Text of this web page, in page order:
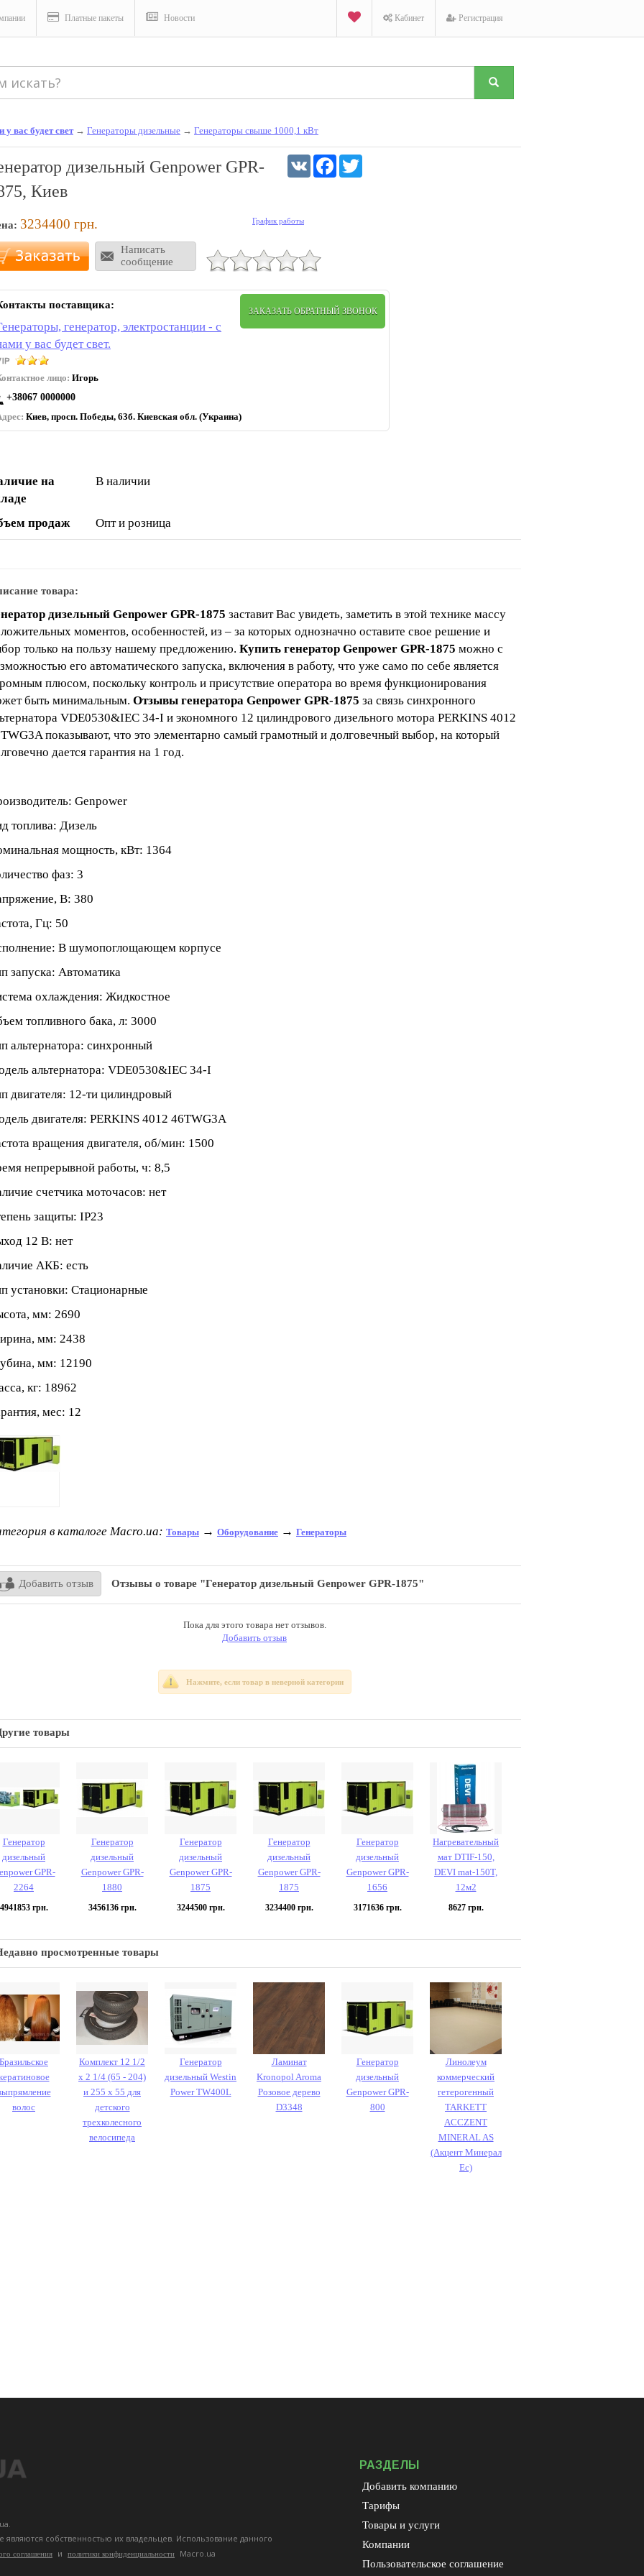
Платные пакеты Новости Кабинет Регистрация
у вас будет свет→ Генераторы дизельные → Генераторы свыше 1000,1 кВт
дизельный Genpower GPR-
Киев
3234400 грн.
Написать
сообщение
График работы
VK Facebook
поставщика:
генератор, электростанции - с
у вас будет свет.
лицо: Игорь
+38067 0000000
Киев, просп. Победы, 63б. Киевская обл. (Украина)
ЗАКАЗАТЬ ОБРАТНЫЙ ЗВОНОК
на
В наличии
продаж Опт и розница
товара:
дизельный Genpower GPR-1875 заставит Вас увидеть, заметить в этой технике массу
моментов, особенностей, из – за которых однозначно оставите свое решение и
только на пользу нашему предложению. Купить генератор Genpower GPR-1875 можно с
его автоматического запуска, включения в работу, что уже само по себе является
плюсом, поскольку контроль и присутствие оператора во время функционирования
быть минимальным. Отзывы генератора Genpower GPR-1875 за связь синхронного
VDE0530&IEC 34-I и экономного 12 цилиндрового дизельного мотора PERKINS 4012
показывают, что это элементарно самый грамотный и долговечный выбор, на который
дается гарантия на 1 год.
Genpower
топлива: Дизель
мощность, кВт: 1364
фаз: 3
В: 380
Гц: 50
В шумопоглощающем корпусе
запуска: Автоматика
охлаждения: Жидкостное
топливного бака, л: 3000
альтернатора: синхронный
альтернатора: VDE0530&IEC 34-I
двигателя: 12-ти цилиндровый
двигателя: PERKINS 4012 46TWG3A
вращения двигателя, об/мин: 1500
непрерывной работы, ч: 8,5
счетчика моточасов: нет
защиты: IP23
12 В: нет
АКБ: есть
установки: Стационарные
мм: 2690
мм: 2438
мм: 12190
кг: 18962
мес: 12
в каталоге Macro.ua: Товары → Оборудование → Генераторы
Добавить отзыв Отзывы о товаре "Генератор дизельный Genpower GPR-1875"
Пока для этого товара нет отзывов.
Добавить отзыв
Нажмите, если товар в неверной категории
товары
Генератор
дизельный
GPR-
2264
4941853грн.
Генератор
дизельный
Genpower GPR-
1880
3456136грн.
Генератор
дизельный
Genpower GPR-
1875
3244500грн.
Генератор
дизельный
Genpower GPR-
1875
3234400грн.
Генератор
дизельный
Genpower GPR-
1656
3171636грн.
Нагревательный
мат DTIF-150,
DEVI mat-150T,
12м2
8627грн.
просмотренные товары
Бразильское
волос
Комплект 12 1/2
х 2 1/4 (65 - 204)
и 255 х 55 для
детского
трехколесного
велосипеда
Генератор
дизельный Westin
Power TW400L
Ламинат
Kronopol Aroma
Розовое дерево
D3348
Генератор
дизельный
Genpower GPR-
800
Линолеум
коммерческий
гетерогенный
TARKETT
ACCZENT
MINERAL AS
(Акцент Минерал
Ес)
собственностью их владельцев. Использование данного
соглашения и политики конфиденциальности Macro.ua
РАЗДЕЛЫ
Добавить компанию
Тарифы
Товары и услуги
Компании
Пользовательское соглашение